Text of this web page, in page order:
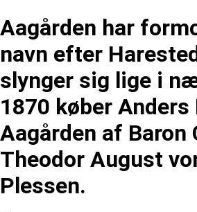
Aagården har
navn efter
slynger sig lige i
1870 køber Anders
Aagården af Baron
Theodor August
Plessen.